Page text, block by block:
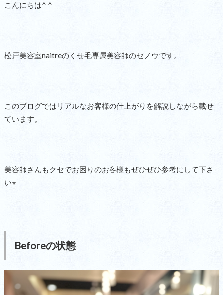
こんにちは^ ^
松戸美容室naitreのくせ毛専属美容師のセノウです。
このブログではリアルなお客様の仕上がりを解説しながら載せ
ています。
美容師さんもクセでお困りのお客様もぜひぜひ参考にして下さ
い⭐︎
Beforeの状態